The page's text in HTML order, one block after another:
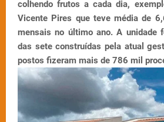
colhendo frutos a cada dia,
Vicente Pires que teve média de
mensais no último ano.A unidade
das sete construídas pela atual
postos fizeram mais de 786 mil